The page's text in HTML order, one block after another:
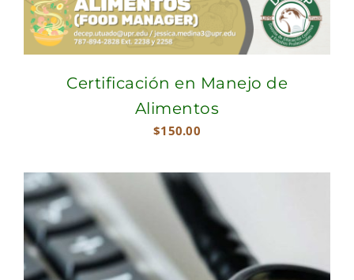
Certificación en Manejo de
Alimentos
$150.00